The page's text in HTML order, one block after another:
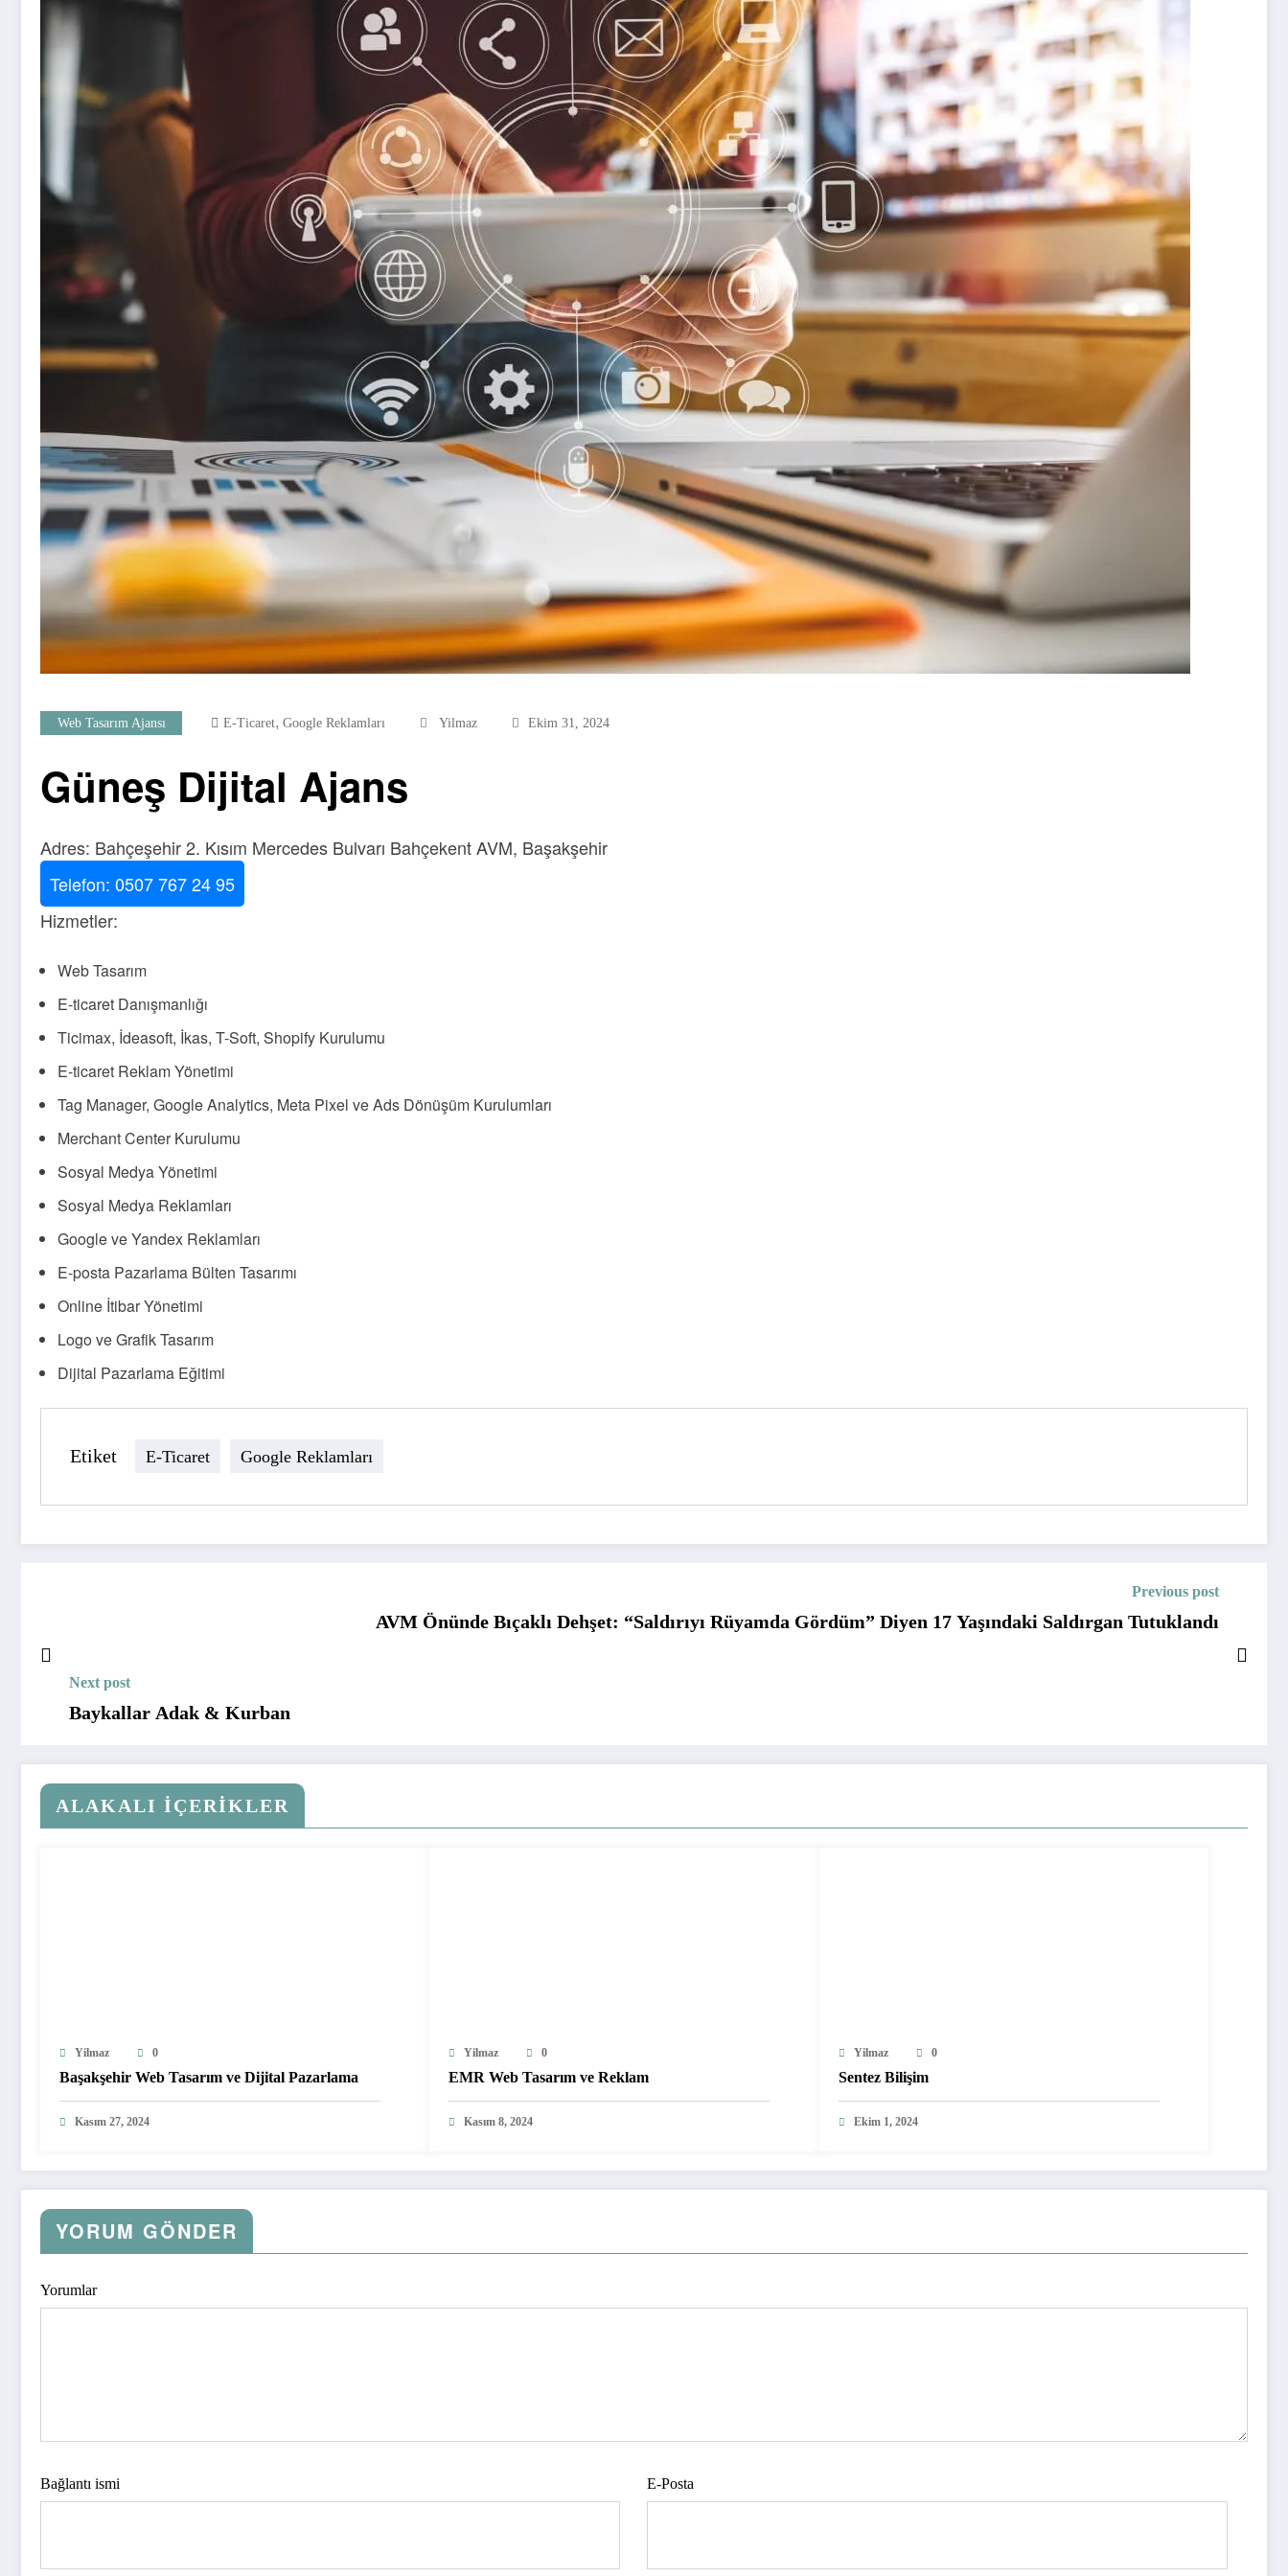
Web Tasarım Ajansı E-Ticaret, Google Reklamları Yilmaz Ekim 31, 2024
Güneş Dijital Ajans
Adres: Bahçeşehir 2. Kısım Mercedes Bulvarı Bahçekent AVM, Başakşehir
Telefon: 0507 767 24 95
Hizmetler:
Web Tasarım
E-ticaret Danışmanlığı
Ticimax, İdeasoft, İkas, T-Soft, Shopify Kurulumu
E-ticaret Reklam Yönetimi
Tag Manager, Google Analytics, Meta Pixel ve Ads Dönüşüm Kurulumları
Merchant Center Kurulumu
Sosyal Medya Yönetimi
Sosyal Medya Reklamları
Google ve Yandex Reklamları
E-posta Pazarlama Bülten Tasarımı
Online İtibar Yönetimi
Logo ve Grafik Tasarım
Dijital Pazarlama Eğitimi
Etiket E-Ticaret Google Reklamları
Previous post
AVM Önünde Bıçaklı Dehşet: “Saldırıyı Rüyamda Gördüm” Diyen 17 Yaşındaki Saldırgan Tutuklandı
Next post
Baykallar Adak & Kurban
ALAKALI İÇERIKLER
Yilmaz 0
Başakşehir Web Tasarım ve Dijital Pazarlama
Kasım 27, 2024
Yilmaz 0
EMR Web Tasarım ve Reklam
Kasım 8, 2024
Yilmaz 0
Sentez Bilişim
Ekim 1, 2024
YORUM GÖNDER
Yorumlar
Bağlantı ismi E-Posta